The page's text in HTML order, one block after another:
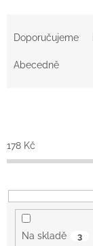
o
d
k
t
Doporučujeme
Abecedně
178 Kč
Na skladě 3